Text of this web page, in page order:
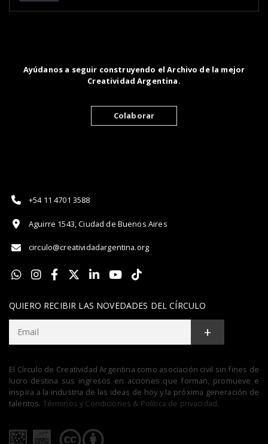
Ayúdanos a seguir construyendo el Archivo de la mejor
Creatividad Argentina.
Colaborar
+54 11 4701 3588
Aguirre 1543, Ciudad de Buenos Aires
circulo@creatividadargentina.org
QUIERO RECIBIR LAS NOVEDADES DEL CÍRCULO
+
El Círculo de Creatividad Argentina como asociación civil sin fines de
lucro destina sus ingresos en acciones que forman, promueve e
inspira a la industria de las ideas de hoy y la próxima generación de
talentos. Términos y Condiciones & Política de privacidad.